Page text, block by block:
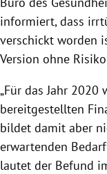
informiert, dass
verschickt worden
Version ohne
„Für das Jahr
bereitgestellten
bildet damit aber
erwartenden
lautet der Befund